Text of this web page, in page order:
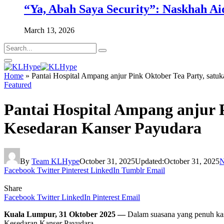
“Ya, Abah Saya Security”: Naskhah
March 13, 2026
Home » Pantai Hospital Ampang anjur Pink Oktober Tea Party,
Featured
Pantai Hospital Ampang anjur
Kesedaran Kanser Payudara
By Team KLHypeOctober 31, 2025Updated:October 31, 2025
Facebook Twitter Pinterest LinkedIn Tumblr Email
Share
Facebook Twitter LinkedIn Pinterest Email
Kuala Lumpur, 31 Oktober 2025 —Dalam suasana yang penuh